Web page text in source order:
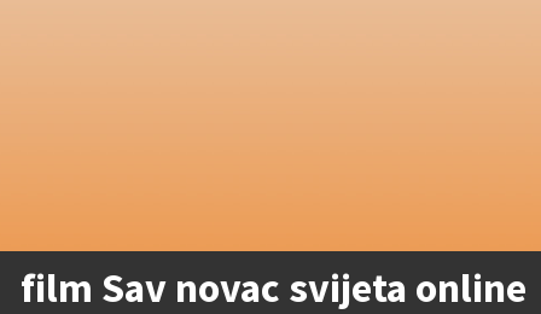
film Sav novac svijeta online